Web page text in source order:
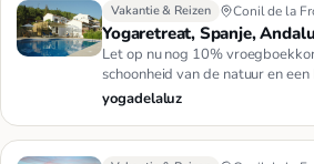
Vakantie & Reizen Conil de la
Yogaretreat, Spanje,
Let op nu nog 10%
schoonheid van de natuur en
complex creëren een …
yogadelaluz